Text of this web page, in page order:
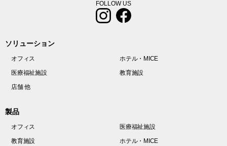
FOLLOW US
ソリューション
オフィス
ホテル・MICE
医療福祉施設
教育施設
店舗 他
製品
オフィス
医療福祉施設
教育施設
ホテル・MICE